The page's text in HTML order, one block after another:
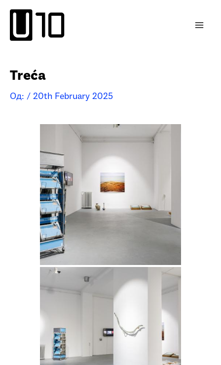
садржај
Treća
Од: / 20th February 2025